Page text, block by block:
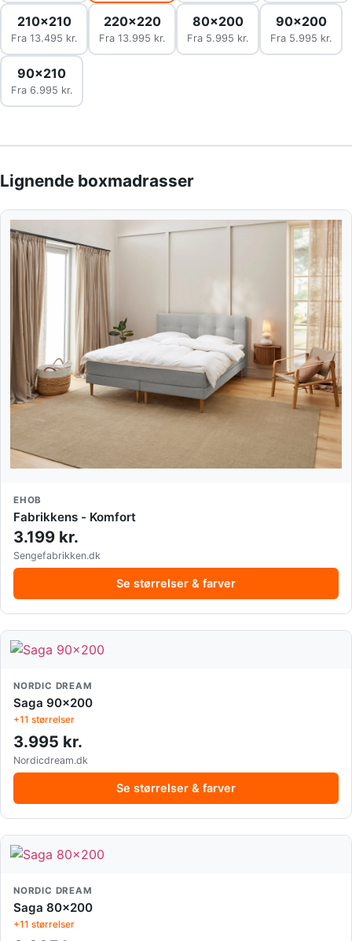
210x210
Fra 13.495 kr.
220x220
Fra 13.995 kr.
80x200
Fra 5.995 kr.
90x200
Fra 5.995 kr.
90x210
Fra 6.995 kr.
Lignende boxmadrasser
EHOB
Fabrikkens - Komfort
3.199 kr.
Sengefabrikken.dk
Se størrelser & farver
NORDIC DREAM
Saga 90x200
+11 størrelser
3.995 kr.
Nordicdream.dk
Se størrelser & farver
NORDIC DREAM
Saga 80x200
+11 størrelser